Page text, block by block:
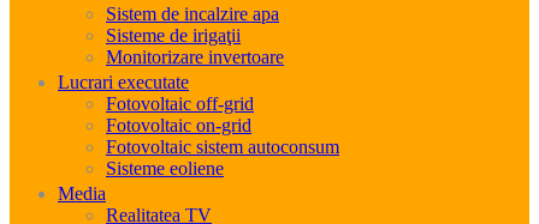
Sistem de incalzire apa
Sisteme de irigaţii
Monitorizare invertoare
Lucrari executate
Fotovoltaic off-grid
Fotovoltaic on-grid
Fotovoltaic sistem autoconsum
Sisteme eoliene
Media
Realitatea TV